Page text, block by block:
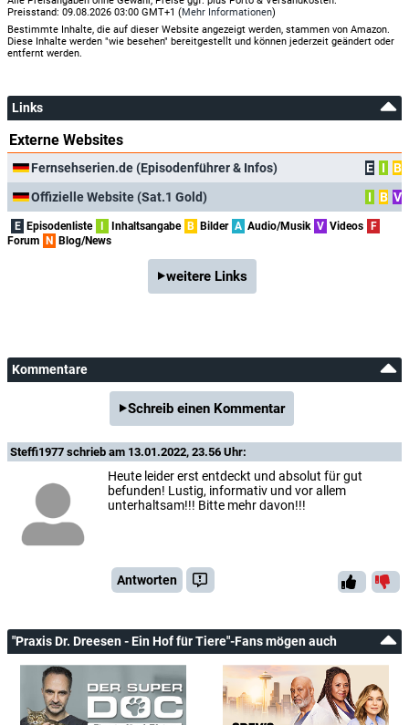
Preisstand: 09.08.2026 03:00 GMT+1 (Mehr Informationen)
Bestimmte Inhalte, die auf dieser Website angezeigt werden, stammen von Amazon.
Diese Inhalte werden "wie besehen" bereitgestellt und können jederzeit geändert oder
entfernt werden.
Links
Externe Websites
Fernsehserien.de (Episodenführer & Infos) E I
B
Offizielle Website (Sat.1 Gold)
I B V
E Episodenliste Inhaltsangabe B Bilder A Audio/Musik V Videos
F
Forum
N Blog/News
weitere Links
Kommentare
Schreib einen Kommentar
Steffi1977 schrieb am 13.01.2022, 23.56 Uhr:
Heute leider erst entdeckt und absolut für gut
befunden! Lustig, informativ und vor allem
unterhaltsam!!! Bitte mehr davon!!!
Antworten
"Praxis Dr. Dreesen - Ein Hof für Tiere"-Fans mögen auch